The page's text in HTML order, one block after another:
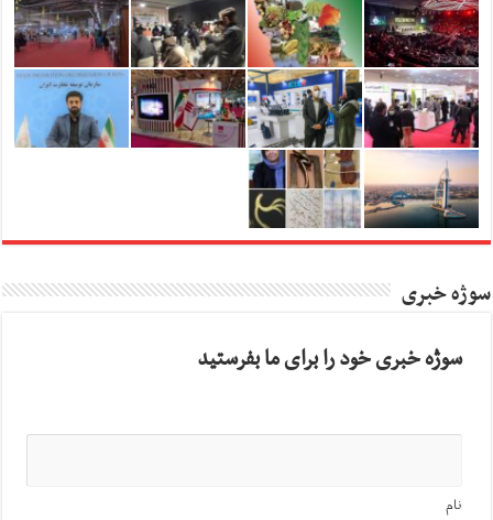
سوژه خبری
سوژه خبری خود را برای ما بفرستید
نام